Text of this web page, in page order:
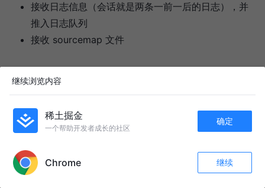
接收日志信息（会话就是两条一前一后的日志），并
推入日志队列
接收 sourcemap 文件
Consumer
“消费服务” 也就是上图的 consumer，也即消费者，面向
监控后台，提供读取接口给监控后台调用。
主要功能如下：
902
继续浏览内容
稀土掘金
一个帮助开发者成长的社区
确定
Chrome 继续